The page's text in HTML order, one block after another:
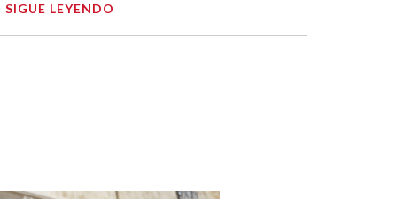
SIGUE LEYENDO